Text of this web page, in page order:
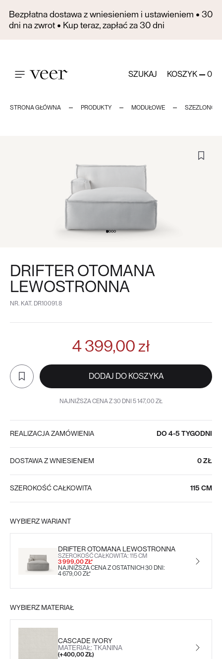
Bezpłatna dostawa z wniesieniem i ustawieniem • 30
dni na zwrot • Kup teraz, zapłać za 30 dni
SZUKAJ KOSZYK 0
STRONA GŁÓWNA PRODUKTY MODUŁOWE SZEZLONGI
DRIFTER OTOMANA
LEWOSTRONNA
NR. KAT. DR10091.8
4 399,00 zł
DODAJ DO KOSZYKA
NAJNIŻSZA CENA Z 30 DNI 5 147,00 ZŁ
REALIZACJA ZAMÓWIENIA DO 4-5 TYGODNI
DOSTAWA Z WNIESIENIEM 0 ZŁ
SZEROKOŚĆ CAŁKOWITA 115 CM
WYBIERZ WARIANT
DRIFTER OTOMANA LEWOSTRONNA
SZEROKOŚĆ CAŁKOWITA: 115 CM
3 999,00 ZŁ*
NAJNIŻSZA CENA Z OSTATNICH 30 DNI:
4 679,00 ZŁ*
WYBIERZ MATERIAŁ
CASCADE IVORY
MATERIAŁ: TKANINA
(+400,00 ZŁ)